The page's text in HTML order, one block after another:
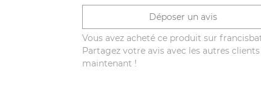
Déposer un avis
Vous avez acheté ce produit sur
Partagez votre avis avec les autres
maintenant !